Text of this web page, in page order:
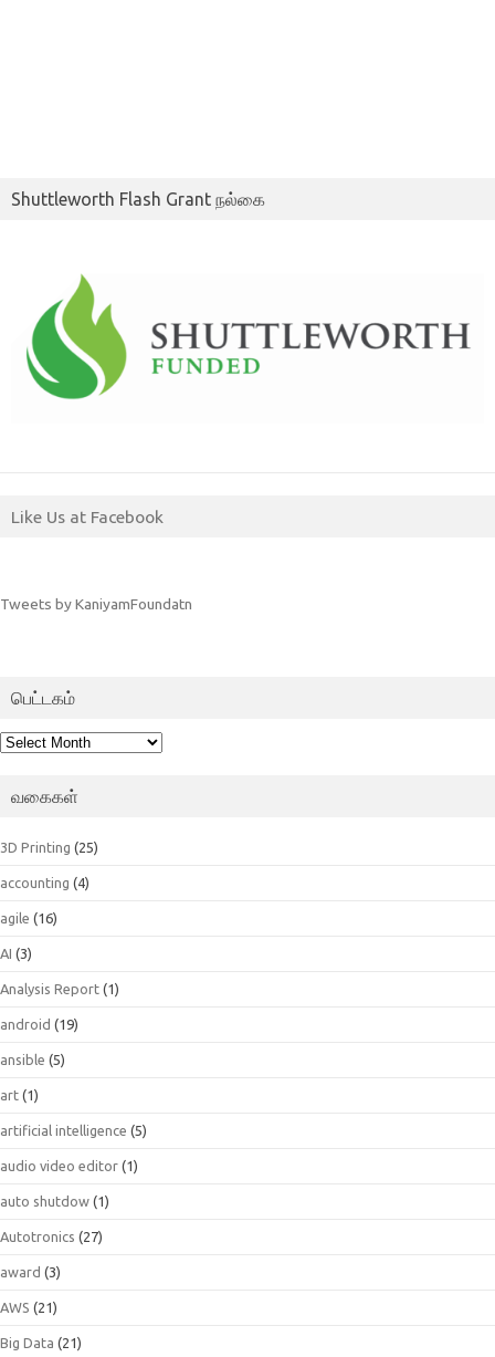
Shuttleworth Flash Grant நல்கை
Like Us at Facebook
Tweets by KaniyamFoundatn
பெட்டகம்
பெட்டகம்
வகைகள்
3D Printing (25)
accounting (4)
agile (16)
AI (3)
Analysis Report (1)
android (19)
ansible (5)
art (1)
artificial intelligence (5)
audio video editor (1)
auto shutdow (1)
Autotronics (27)
award (3)
AWS (21)
Big Data (21)